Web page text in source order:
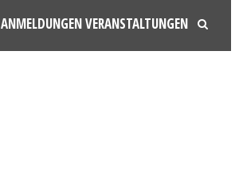
ANMELDUNGEN VERANSTALTUNGEN